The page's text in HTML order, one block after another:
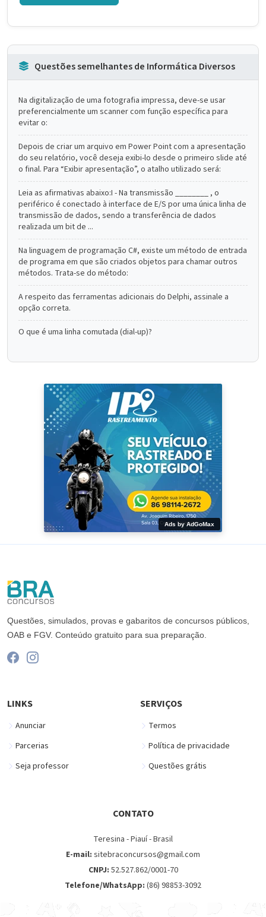
Questões semelhantes de Informática Diversos
Na digitalização de uma fotografia impressa, deve-se usar
preferencialmente um scanner com função específica para
evitar o:
Depois de criar um arquivo em Power Point com a apresentação
do seu relatório, você deseja exibi-lo desde o primeiro slide até
o final. Para “Exibir apresentação”, o atalho utilizado será:
Leia as afirmativas abaixo:I - Na transmissão ________ , o
periférico é conectado à interface de E/S por uma única linha de
transmissão de dados, sendo a transferência de dados
realizada um bit de ...
Na linguagem de programação C#, existe um método de entrada
de programa em que são criados objetos para chamar outros
métodos. Trata-se do método:
A respeito das ferramentas adicionais do Delphi, assinale a
opção correta.
O que é uma linha comutada (dial-up)?
Ads by AdGoMax
Questões, simulados, provas e gabaritos de concursos públicos,
OAB e FGV. Conteúdo gratuito para sua preparação.
LINKS
Anunciar
Parcerias
Seja professor
SERVIÇOS
Termos
Política de privacidade
Questões grátis
CONTATO
Teresina - Piauí - Brasil
E-mail: sitebraconcursos@gmail.com
CNPJ: 52.527.862/0001-70
Telefone/WhatsApp: (86) 98853-3092